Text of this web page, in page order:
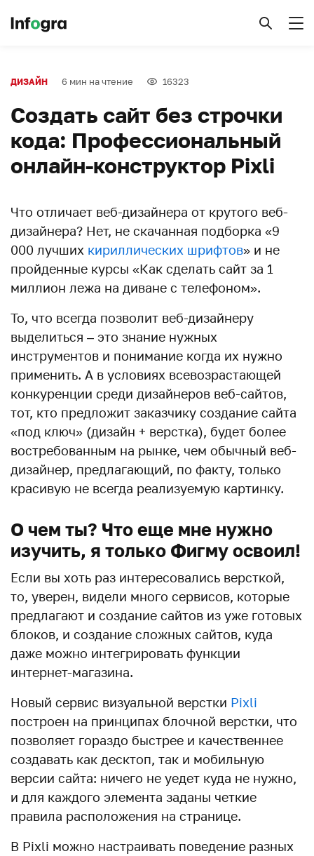
ДИЗАЙН 6 мин на чтение 16323
Создать сайт без строчки
кода: Профессиональный
онлайн-конструктор Pixli
Что отличает веб-дизайнера от крутого веб-
дизайнера? Нет, не скачанная подборка «9
000 лучших кириллических шрифтов» и не
пройденные курсы «Как сделать сайт за 1
миллион лежа на диване с телефоном».
То, что всегда позволит веб-дизайнеру
выделиться – это знание нужных
инструментов и понимание когда их нужно
применить. А в условиях всевозрастающей
конкуренции среди дизайнеров веб-сайтов,
тот, кто предложит заказчику создание сайта
«под ключ» (дизайн + верстка), будет более
востребованным на рынке, чем обычный веб-
дизайнер, предлагающий, по факту, только
красивую не всегда реализуемую картинку.
О чем ты? Что еще мне нужно
изучить, я только Фигму освоил!
Если вы хоть раз интересовались версткой,
то, уверен, видели много сервисов, которые
предлагают и создание сайтов из уже готовых
блоков, и создание сложных сайтов, куда
даже можно интегрировать функции
интернет-магазина.
Новый сервис визуальной верстки Pixli
построен на принципах блочной верстки, что
позволяет гораздо быстрее и качественнее
создавать как десктоп, так и мобильную
версии сайта: ничего не уедет куда не нужно,
и для каждого элемента заданы четкие
правила расположения на странице.
В Pixli можно настраивать поведение разных